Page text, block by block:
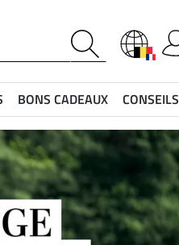
BONS CADEAUX CONSEILS